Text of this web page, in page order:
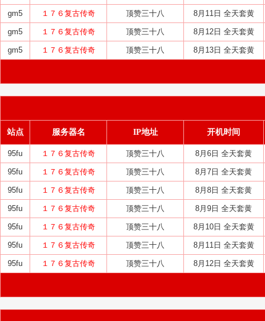
gm5 １７６复古传奇 顶赞三十八 8月11日 全天套黄
gm5 １７６复古传奇 顶赞三十八 8月12日 全天套黄
gm5 １７６复古传奇 顶赞三十八 8月13日 全天套黄
站点 服务器名 IP地址 开机时间
95fu １７６复古传奇 顶赞三十八 8月6日 全天套黄
95fu １７６复古传奇 顶赞三十八 8月7日 全天套黄
95fu １７６复古传奇 顶赞三十八 8月8日 全天套黄
95fu １７６复古传奇 顶赞三十八 8月9日 全天套黄
95fu １７６复古传奇 顶赞三十八 8月10日 全天套黄
95fu １７６复古传奇 顶赞三十八 8月11日 全天套黄
95fu １７６复古传奇 顶赞三十八 8月12日 全天套黄